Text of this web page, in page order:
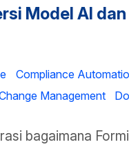
Model AI
Compliance
Management
bagaimana